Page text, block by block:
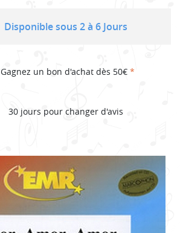
Disponible sous 2 à 6 Jours
Gagnez un bon d'achat dès 50€ *
30 jours pour changer d'avis